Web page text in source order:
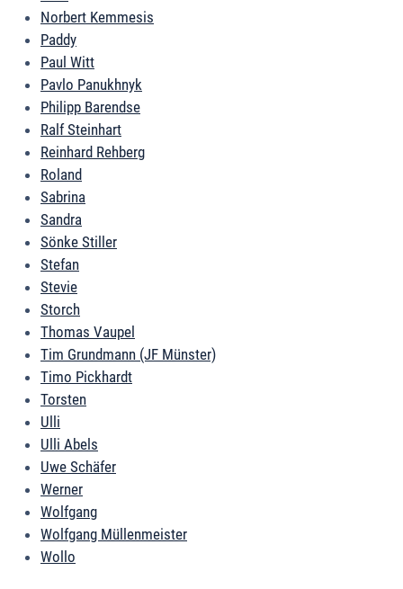
Norbert Kemmesis
Paddy
Paul Witt
Pavlo Panukhnyk
Philipp Barendse
Ralf Steinhart
Reinhard Rehberg
Roland
Sabrina
Sandra
Sönke Stiller
Stefan
Stevie
Storch
Thomas Vaupel
Tim Grundmann (JF Münster)
Timo Pickhardt
Torsten
Ulli
Ulli Abels
Uwe Schäfer
Werner
Wolfgang
Wolfgang Müllenmeister
Wollo